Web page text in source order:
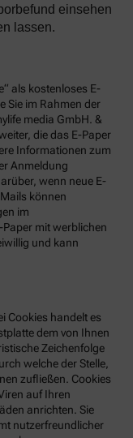
einsehen
lassen.
als kostenloses E-
Sie im Rahmen der
media GmbH. &
die das E-Paper
Informationen zum
Anmeldung
wenn neue E-
können
im
mit werblichen
und kann
Cookies handelt es
dem von Ihnen
Zeichenfolge
welche der Stelle,
zufließen. Cookies
auf Ihren
anrichten. Sie
nutzerfreundlicher